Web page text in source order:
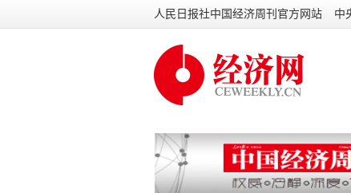
人民日报社中国经济周刊官方网站 中